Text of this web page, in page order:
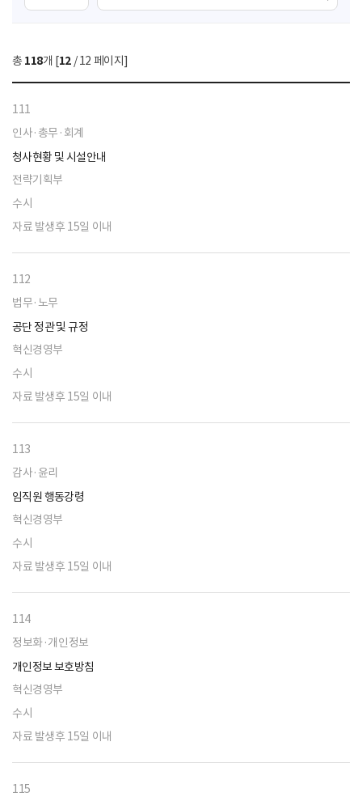
색
선
택
색
검색실행
총 118개 [12 / 12 페이지]
111
인사·총무·회계
청사현황 및 시설안내
전략기획부
수시
자료 발생후 15일 이내
112
법무·노무
공단 정관 및 규정
혁신경영부
수시
자료 발생후 15일 이내
113
감사·윤리
임직원 행동강령
혁신경영부
수시
자료 발생후 15일 이내
114
정보화·개인정보
개인정보 보호방침
혁신경영부
수시
자료 발생후 15일 이내
115